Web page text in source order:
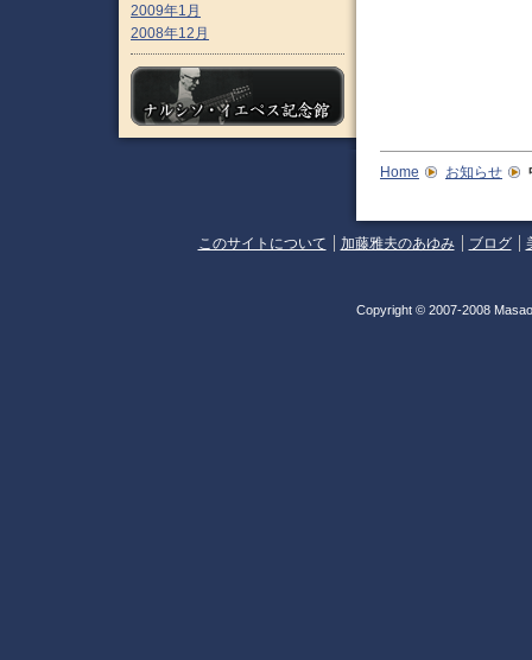
2009年1月
2008年12月
Home お知らせ
このサイトについて 加藤雅夫のあゆみ ブログ
Copyright © 2007-2008